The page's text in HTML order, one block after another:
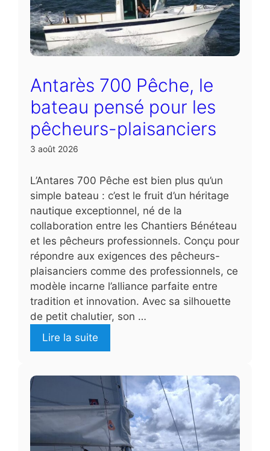
Antarès 700 Pêche, le
bateau pensé pour les
pêcheurs-plaisanciers
3 août 2026
L’Antares 700 Pêche est bien plus qu’un
simple bateau : c’est le fruit d’un héritage
nautique exceptionnel, né de la
collaboration entre les Chantiers Bénéteau
et les pêcheurs professionnels. Conçu pour
répondre aux exigences des pêcheurs-
plaisanciers comme des professionnels, ce
modèle incarne l’alliance parfaite entre
tradition et innovation. Avec sa silhouette
de petit chalutier, son …
Lire la suite